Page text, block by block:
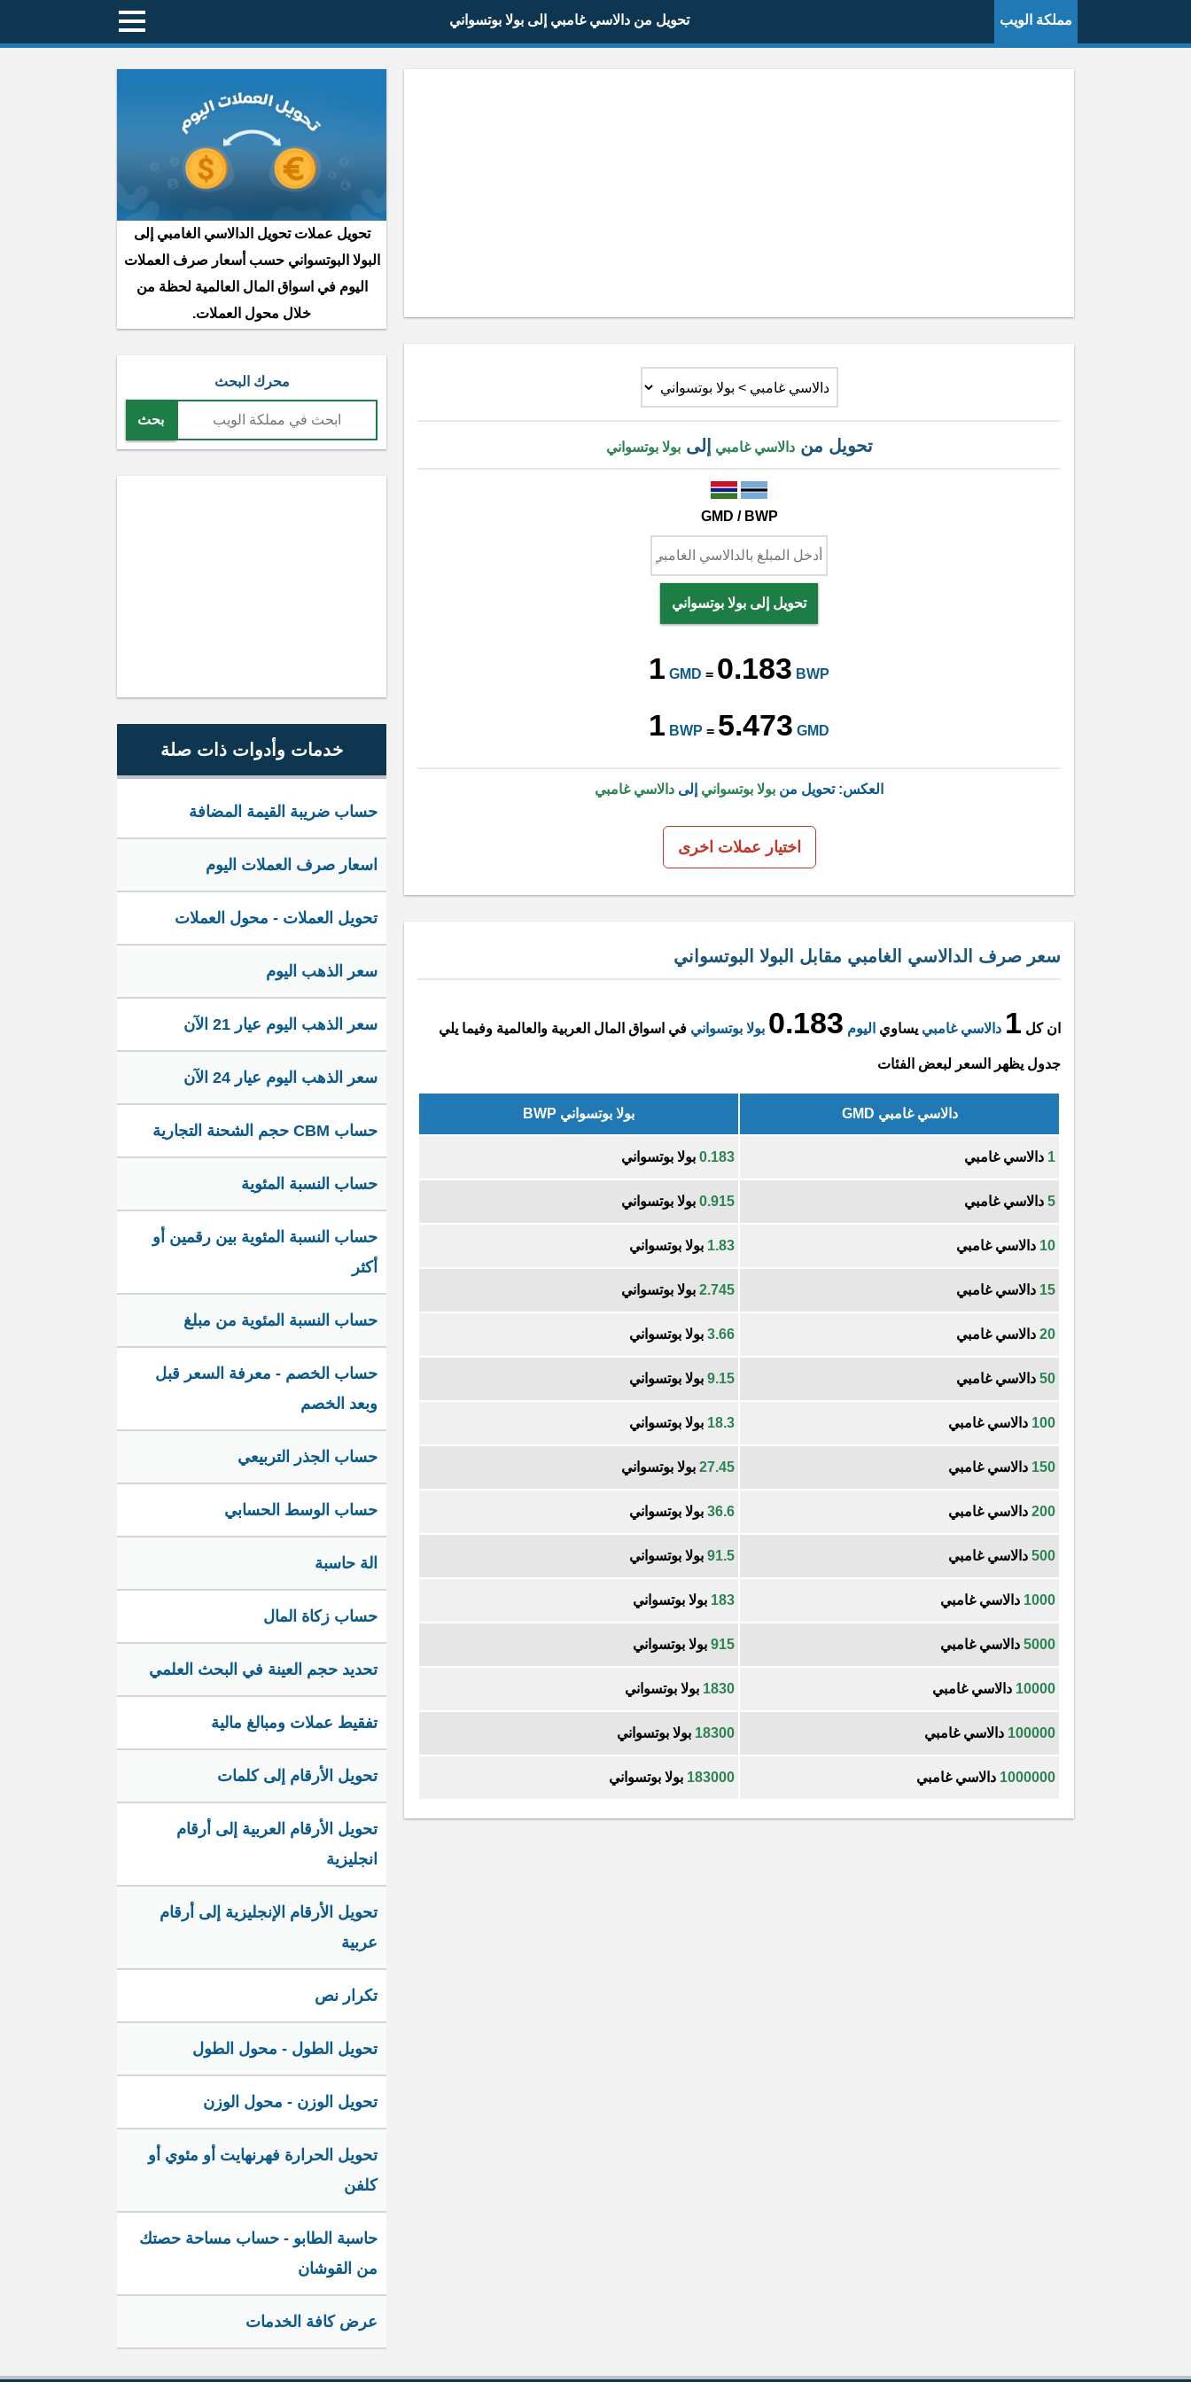
مملكة الويب تحويل من دالاسي غامبي إلى بولا بوتسواني
تحويل مندالاسي غامبي إلىبولا بوتسواني
GMD / BWP
تحويل إلى بولا بوتسواني
1 GMD = 0.183 BWP
1 BWP = 5.473 GMD
العكس: تحويل من بولا بوتسواني إلى دالاسي غامبي
اختيار عملات اخرى
سعر صرف الدالاسي الغامبي مقابل البولا البوتسواني
ان كل 1 دالاسي غامبي يساوي اليوم 0.183 بولا بوتسواني في اسواق المال العربية والعالمية وفيما يلي
جدول يظهر السعر لبعض الفئات
دالاسي غامبي GMD بولا بوتسواني BWP
1 دالاسي غامبي 0.183 بولا بوتسواني
5 دالاسي غامبي 0.915 بولا بوتسواني
10 دالاسي غامبي 1.83 بولا بوتسواني
15 دالاسي غامبي 2.745 بولا بوتسواني
20 دالاسي غامبي 3.66 بولا بوتسواني
50 دالاسي غامبي 9.15 بولا بوتسواني
100 دالاسي غامبي 18.3 بولا بوتسواني
150 دالاسي غامبي 27.45 بولا بوتسواني
200 دالاسي غامبي 36.6 بولا بوتسواني
500 دالاسي غامبي 91.5 بولا بوتسواني
1000 دالاسي غامبي 183 بولا بوتسواني
5000 دالاسي غامبي 915 بولا بوتسواني
10000 دالاسي غامبي 1830 بولا بوتسواني
100000 دالاسي غامبي 18300 بولا بوتسواني
1000000 دالاسي غامبي 183000 بولا بوتسواني
تحويل عملات تحويل الدالاسي الغامبي إلى
البولا البوتسواني حسب أسعار صرف العملات
اليوم في اسواق المال العالمية لحظة من
خلال محول العملات.
محرك البحث
بحث
خدمات وأدوات ذات صلة
حساب ضريبة القيمة المضافة
اسعار صرف العملات اليوم
تحويل العملات - محول العملات
سعر الذهب اليوم
سعر الذهب اليوم عيار 21 الآن
سعر الذهب اليوم عيار 24 الآن
حساب CBM حجم الشحنة التجارية
حساب النسبة المئوية
حساب النسبة المئوية بين رقمين أو
أكثر
حساب النسبة المئوية من مبلغ
حساب الخصم - معرفة السعر قبل
وبعد الخصم
حساب الجذر التربيعي
حساب الوسط الحسابي
الة حاسبة
حساب زكاة المال
تحديد حجم العينة في البحث العلمي
تفقيط عملات ومبالغ مالية
تحويل الأرقام إلى كلمات
تحويل الأرقام العربية إلى أرقام
انجليزية
تحويل الأرقام الإنجليزية إلى أرقام
عربية
تكرار نص
تحويل الطول - محول الطول
تحويل الوزن - محول الوزن
تحويل الحرارة فهرنهايت أو مئوي أو
كلفن
حاسبة الطابو - حساب مساحة حصتك
من القوشان
عرض كافة الخدمات